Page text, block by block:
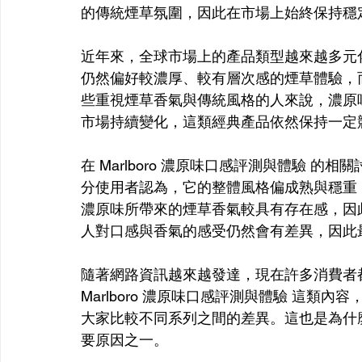
的傳統煙草氛圍，因此在市場上始終保持穩
近年來，全球市場上的產品類型越來越多
仍然偏好較濃厚、較有層次感的煙草體驗
些重視煙草香氣與傳統風格的人來說，濃
市場持續變化，這類經典產品依然保持一定
在 Marlboro 濃原味口感評測與體驗 的相
分使用者認為，它的整體風格偏成熟與穩
濃原味所帶來的煙草香氣較具有存在感，
人對口感與香氣的感受仍然會有差異，因
隨著網路資訊越來越發達，現在許多消費
Marlboro 濃原味口感評測與體驗 這類內容
大家比較不同系列之間的差異。這也是為
要原因之一。